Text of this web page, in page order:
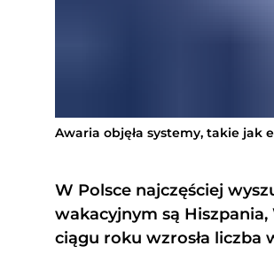
Awaria objęła systemy, takie jak
W Polsce najczęściej
wakacyjnym są
ciągu roku wzrosła